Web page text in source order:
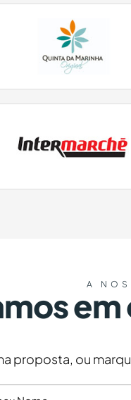
A
proposta, ou